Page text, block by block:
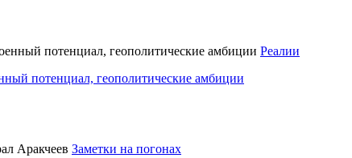
Реалии
потенциал, геополитические амбиции
Заметки на погонах